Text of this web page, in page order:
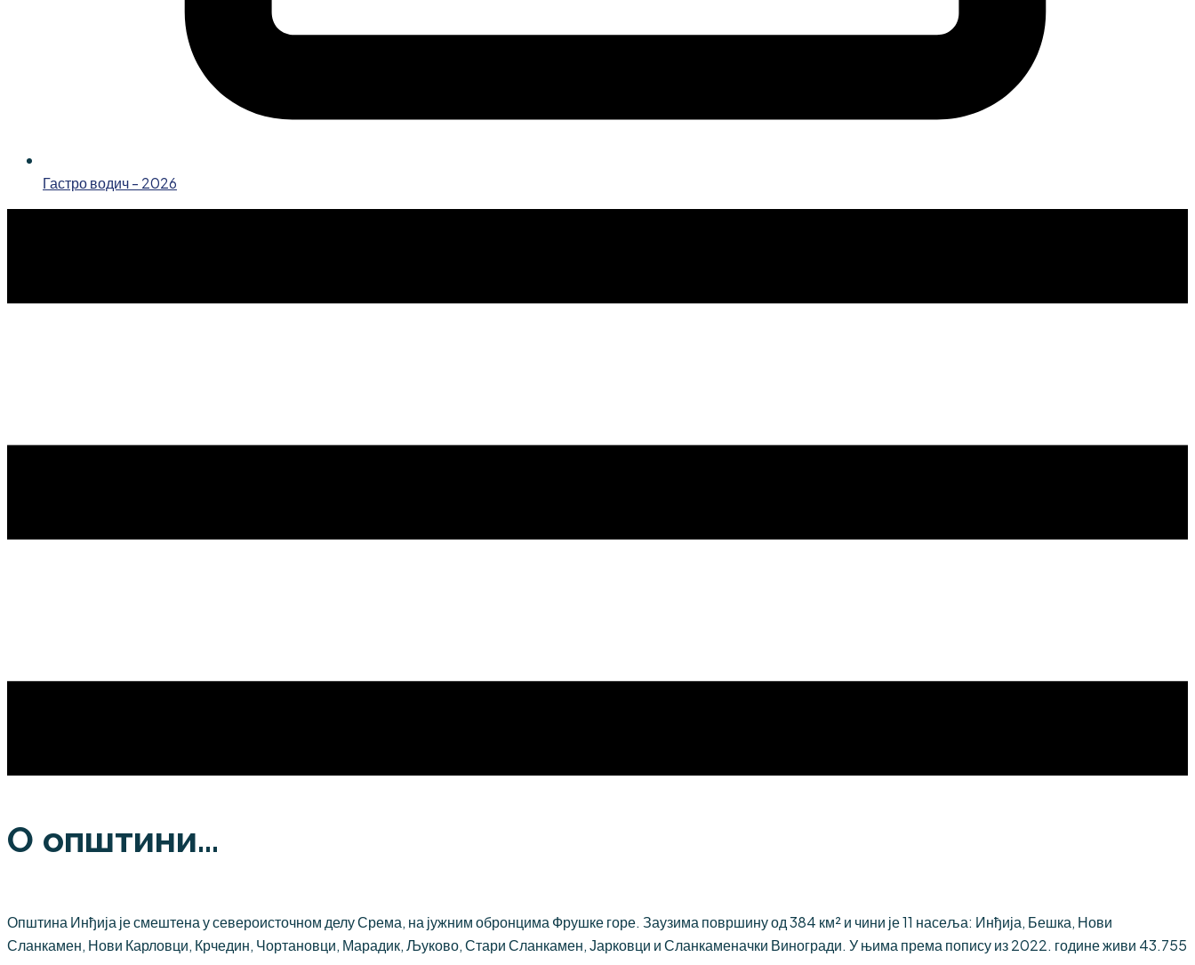
Гастро водич - 2026
О општини...
Општина Инђија је смештена у североисточном делу Срема, на јужним обронцима Фрушке горе. Заузима површину од 384 км² и чини је 11 насеља: Инђија, Бешка, Нови
Сланкамен, Нови Карловци, Крчедин, Чортановци, Марадик, Љуково, Стари Сланкамен, Јарковци и Сланкаменачки Виногради. У њима према попису из 2022. године живи 43.755